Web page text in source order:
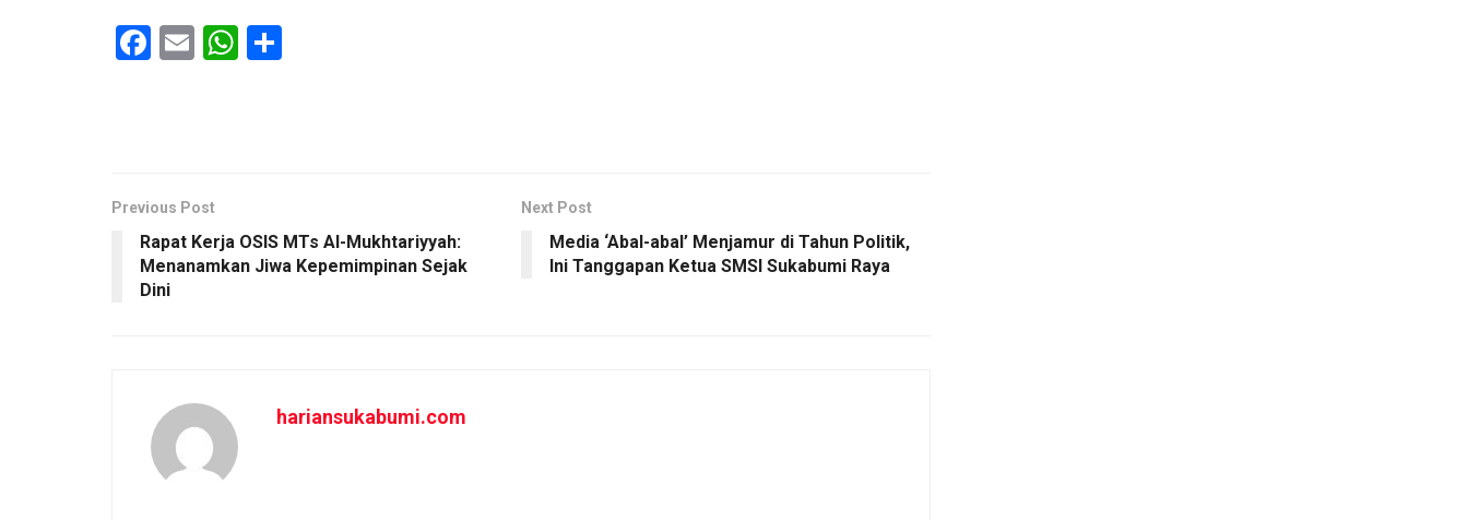
F
o
k
E
W
p
Previous Post
Rapat Kerja OSIS MTs Al-Mukhtariyyah:
Menanamkan Jiwa Kepemimpinan Sejak
Dini
Next Post
Media ‘Abal-abal’ Menjamur di Tahun Politik,
Ini Tanggapan Ketua SMSI Sukabumi Raya
hariansukabumi.com